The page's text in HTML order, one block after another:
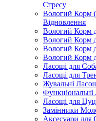
Стресу
Вологий Корм
Відновлення
Вологий Корм
Вологий Корм
Вологий Корм
Вологий Корм
Ласощі для
Ласощі для
Жувальні
Ласощі для
Замінники
Аксесуари для